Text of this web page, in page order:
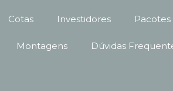
Cotas Investidores Pacotes
Montagens Dúvidas